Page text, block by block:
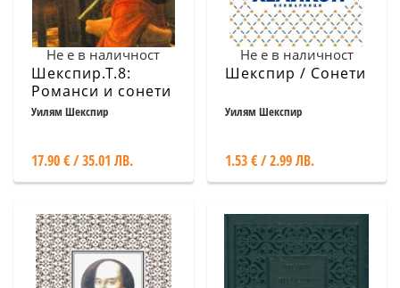
Не е в наличност
Шекспир.Т.8:
Романси и сонети
Уилям Шекспир
17.90 € / 35.01 ЛВ.
Не е в наличност
Шекспир / Сонети
Уилям Шекспир
1.53 € / 2.99 ЛВ.